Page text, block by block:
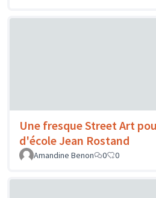
Une fresque Street Art
d'école Jean Rostand
Amandine Benon
0 0